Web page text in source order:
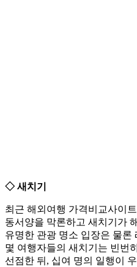
◇ 새치기
최근 해외여행 가격비교사이
동서양을 막론하고 새치기가
유명한 관광 명소 입장은 물론
몇 여행자들의 새치기는 빈번
선점한 뒤, 십여 명의 일행이